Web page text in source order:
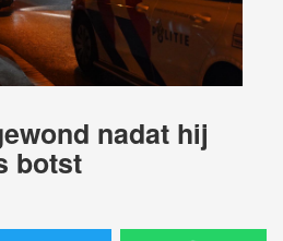
nadat hij
botst